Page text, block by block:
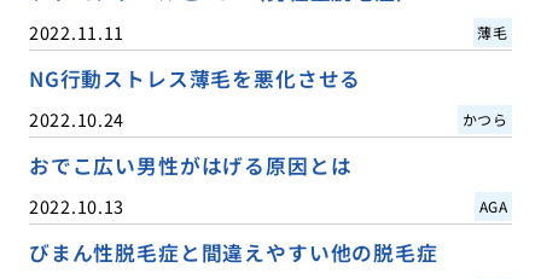
2022.11.11 薄毛
NG行動ストレス薄毛を悪化させる
2022.10.24 かつら
おでこ広い男性がはげる原因とは
2022.10.13 AGA
びまん性脱毛症と間違えやすい他の脱毛症